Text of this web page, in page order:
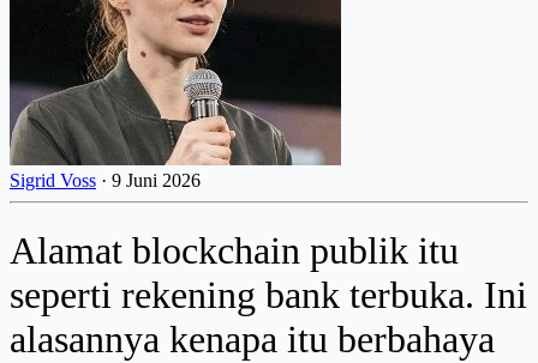
Sigrid Voss · 9 Juni 2026
Alamat blockchain publik itu
seperti rekening bank terbuka. Ini
alasannya kenapa itu berbahaya